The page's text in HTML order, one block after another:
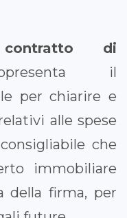
contratto di
il
per chiarire e
alle spese
che
immobiliare
della firma, per